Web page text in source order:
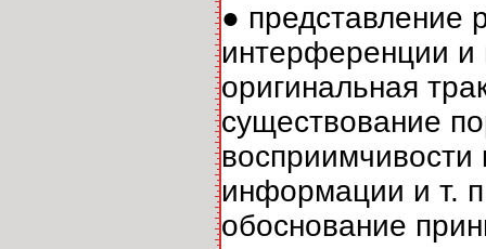
● представление
интерференции и
оригинальная
существование
восприимчивости
информации и т.
обоснование